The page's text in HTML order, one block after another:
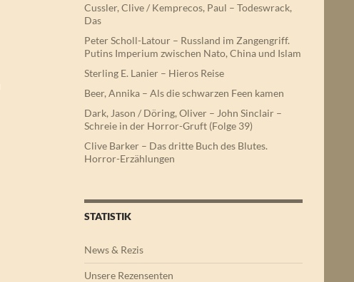
Cussler, Clive / Kemprecos, Paul – Todeswrack,
Das
Peter Scholl-Latour – Russland im Zangengriff.
Putins Imperium zwischen Nato, China und Islam
Sterling E. Lanier – Hieros Reise
Beer, Annika – Als die schwarzen Feen kamen
Dark, Jason / Döring, Oliver – John Sinclair –
Schreie in der Horror-Gruft (Folge 39)
Clive Barker – Das dritte Buch des Blutes.
Horror-Erzählungen
STATISTIK
News & Rezis
Unsere Rezensenten